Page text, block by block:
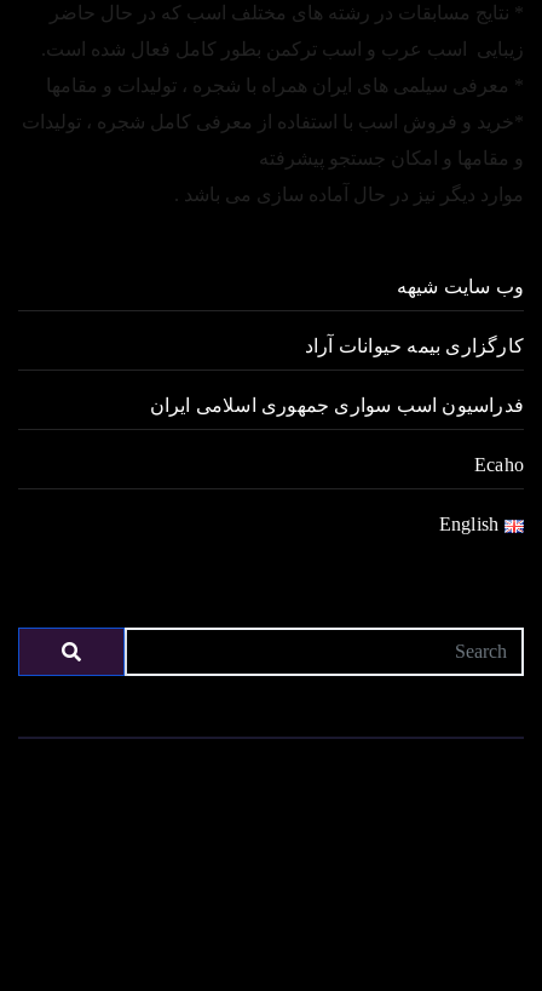
* نتایج مسابقات در رشته های مختلف اسب که در حال حاضر
زیبایی اسب عرب و اسب ترکمن بطور کامل فعال شده است.
* معرفی سیلمی های ایران همراه با شجره ، تولیدات و مقامها
*خرید و فروش اسب با استفاده از معرفی کامل شجره ، تولیدات
و مقامها و امکان جستجو پیشرفته
موارد دیگر نیز در حال آماده سازی می باشد .
وب سایت شیهه
کارگزاری بیمه حیوانات آراد
فدراسیون اسب سواری جمهوری اسلامی ایران
Ecaho
English